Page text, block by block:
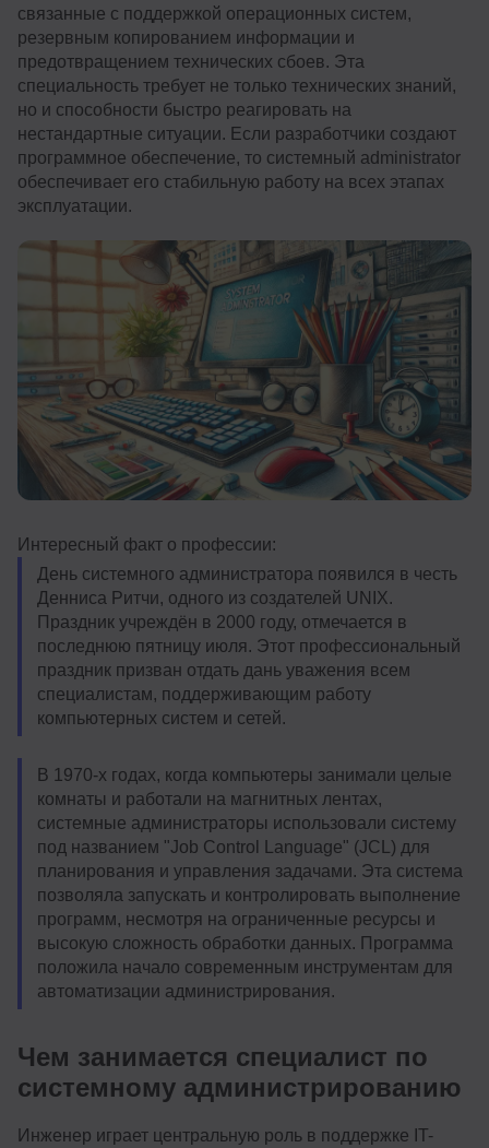
связанные с поддержкой операционных систем,
резервным копированием информации и
предотвращением технических сбоев. Эта
специальность требует не только технических знаний,
но и способности быстро реагировать на
нестандартные ситуации. Если разработчики создают
программное обеспечение, то системный administrator
обеспечивает его стабильную работу на всех этапах
эксплуатации.
Интересный факт о профессии:
День системного администратора появился в честь
Денниса Ритчи, одного из создателей UNIX.
Праздник учреждён в 2000 году, отмечается в
последнюю пятницу июля. Этот профессиональный
праздник призван отдать дань уважения всем
специалистам, поддерживающим работу
компьютерных систем и сетей.
В 1970-х годах, когда компьютеры занимали целые
комнаты и работали на магнитных лентах,
системные администраторы использовали систему
под названием "Job Control Language" (JCL) для
планирования и управления задачами. Эта система
позволяла запускать и контролировать выполнение
программ, несмотря на ограниченные ресурсы и
высокую сложность обработки данных. Программа
положила начало современным инструментам для
автоматизации администрирования.
Чем занимается специалист по
системному администрированию
Инженер играет центральную роль в поддержке IT-